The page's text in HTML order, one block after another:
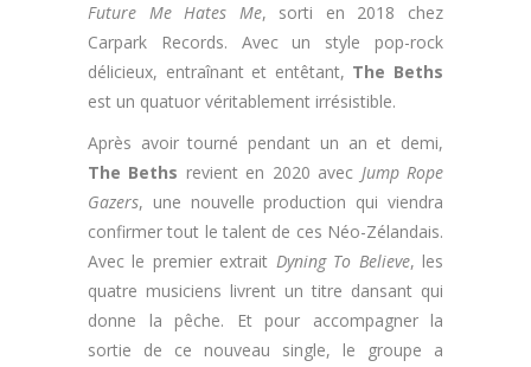
Future Me Hates Me, sorti en 2018 chez
Carpark Records. Avec un style pop-rock
délicieux, entraînant et entêtant, The Beths
est un quatuor véritablement irrésistible.
Après avoir tourné pendant un an et demi,
The Beths revient en 2020 avec Jump Rope
Gazers, une nouvelle production qui viendra
confirmer tout le talent de ces Néo-Zélandais.
Avec le premier extrait Dyning To Believe, les
quatre musiciens livrent un titre dansant qui
donne la pêche. Et pour accompagner la
sortie de ce nouveau single, le groupe a